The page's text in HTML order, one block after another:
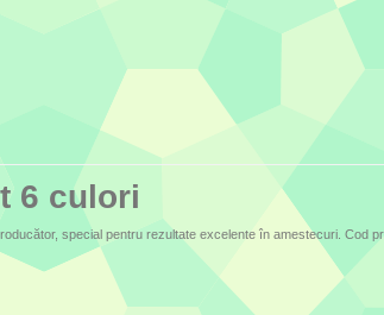
6 culori
special pentru rezultate excelente în amestecuri. Cod